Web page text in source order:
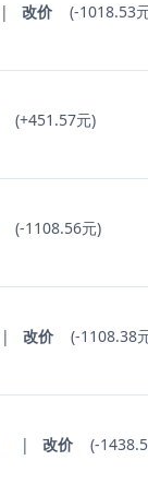
| 改价
(-1018.53
(+451.57元)
(-1108.56元)
| 改价
(-1108.38
| 改价
(-